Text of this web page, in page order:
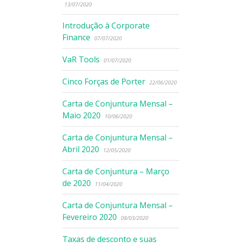
13/07/2020
Introdução à Corporate
Finance
07/07/2020
VaR Tools 01/07/2020
Cinco Forças de Porter 22/06/2020
Carta de Conjuntura Mensal –
Maio 2020
10/06/2020
Carta de Conjuntura Mensal –
Abril 2020
12/05/2020
Carta de Conjuntura – Março
de 2020
11/04/2020
Carta de Conjuntura Mensal –
Fevereiro 2020
08/03/2020
Taxas de desconto e suas